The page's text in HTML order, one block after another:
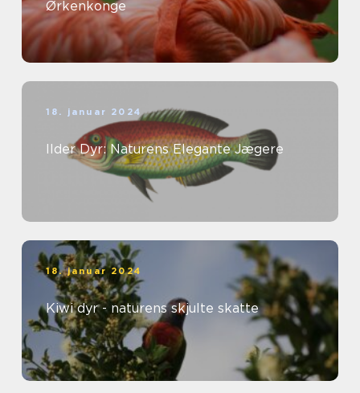
Ørkenkonge
18. januar 2024
Ilder Dyr: Naturens Elegante Jægere
18. januar 2024
Kiwi dyr - naturens skjulte skatte